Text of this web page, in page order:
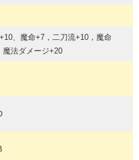
、魔命+7，二刀流+10，魔命
魔法ダメージ+20